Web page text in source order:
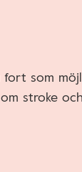
som
stroke och